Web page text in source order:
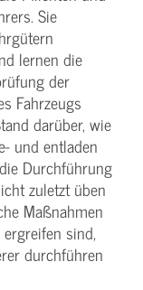
Sie
lernen die
der
Fahrzeugs
darüber, wie
und entladen
Durchführung
zuletzt üben
Maßnahmen
sind,
durchführen